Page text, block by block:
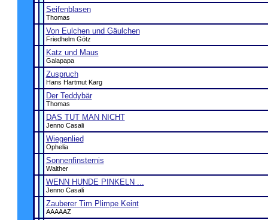
Seifenblasen
Thomas
Von Eulchen und Gäulchen
Friedhelm Götz
Katz und Maus
Galapapa
Zuspruch
Hans Hartmut Karg
Der Teddybär
Thomas
DAS TUT MAN NICHT
Jenno Casali
Wiegenlied
Ophelia
Sonnenfinsternis
Walther
WENN HUNDE PINKELN ...
Jenno Casali
Zauberer Tim Plimpe Keint
AAAAAZ